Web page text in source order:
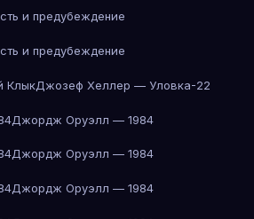
и предубеждение
и предубеждение
КлыкДжозеф Хеллер — Уловка-22
Джордж Оруэлл — 1984
Джордж Оруэлл — 1984
Джордж Оруэлл — 1984